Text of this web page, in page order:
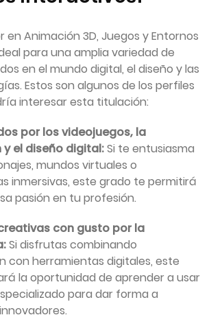
en Animación 3D, Juegos y Entornos
para una amplia variedad de
en el mundo digital, el diseño y las
Estos son algunos de los perfiles
interesar esta titulación:
por los videojuegos, la
el diseño digital:Si te entusiasma
mundos virtuales o
inmersivas, este grado te permitirá
pasión en tu profesión.
con gusto por la
Si disfrutas combinando
con herramientas digitales, este
la oportunidad de aprender a usar
para dar forma a